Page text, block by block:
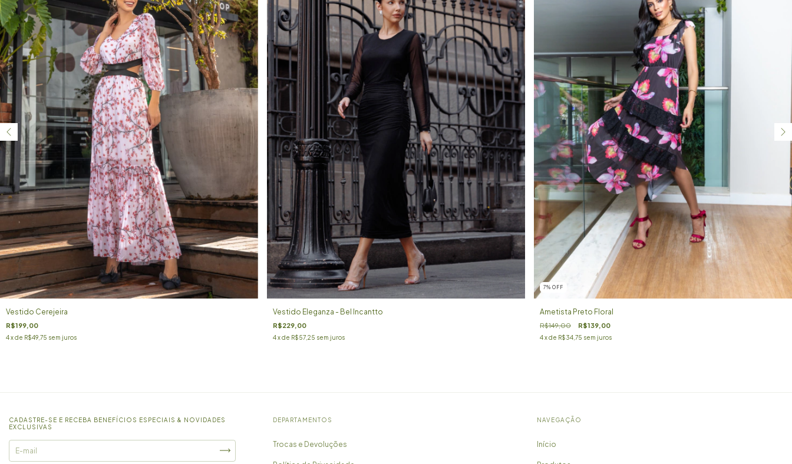
Vestido Cerejeira
R$199,00
4x de R$49,75 sem juros
Vestido Eleganza - Bel Incantto
R$229,00
4x de R$57,25 sem juros
7% OFF
Ametista Preto Floral
R$149,00 R$139,00
4x de R$34,75 sem juros
CADASTRE-SE E RECEBA BENEFÍCIOS ESPECIAIS & NOVIDADES
EXCLUSIVAS
DEPARTAMENTOS
Trocas e Devoluções
NAVEGAÇÃO
Início